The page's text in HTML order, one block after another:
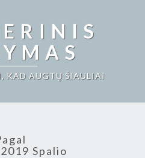
KAD AUGTŲ ŠIAULIAI
2019 Spalio